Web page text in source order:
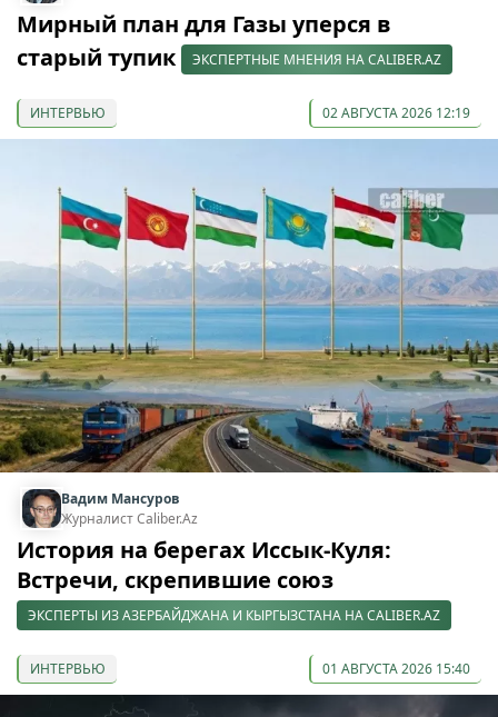
Мирный план для Газы уперся в
старый тупик
ЭКСПЕРТНЫЕ МНЕНИЯ НА CALIBER.AZ
ИНТЕРВЬЮ 02 АВГУСТА 2026 12:19
Вадим Мансуров
Журналист Caliber.Az
История на берегах Иссык-Куля:
Встречи, скрепившие союз
ЭКСПЕРТЫ ИЗ АЗЕРБАЙДЖАНА И КЫРГЫЗСТАНА НА CALIBER.AZ
ИНТЕРВЬЮ 01 АВГУСТА 2026 15:40